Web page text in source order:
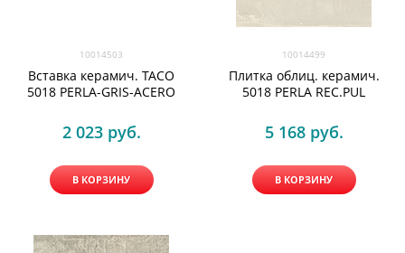
10014503
Вставка керамич. TACO
5018 PERLA-GRIS-ACERO
2 023 руб.
В КОРЗИНУ
10014499
Плитка облиц. керамич.
5018 PERLA REC.PUL
5 168 руб.
В КОРЗИНУ